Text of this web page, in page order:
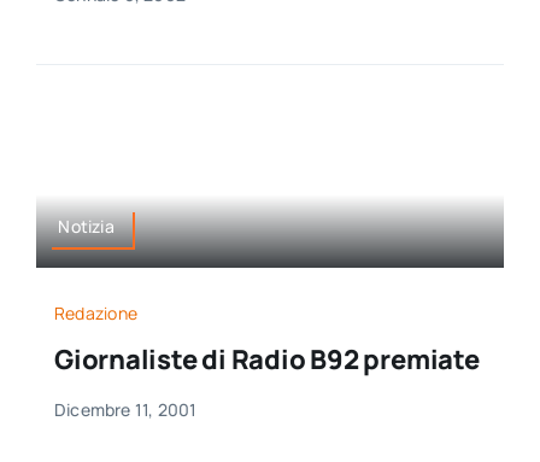
Notizia
Redazione
Giornaliste di Radio B92 premiate
Dicembre 11, 2001